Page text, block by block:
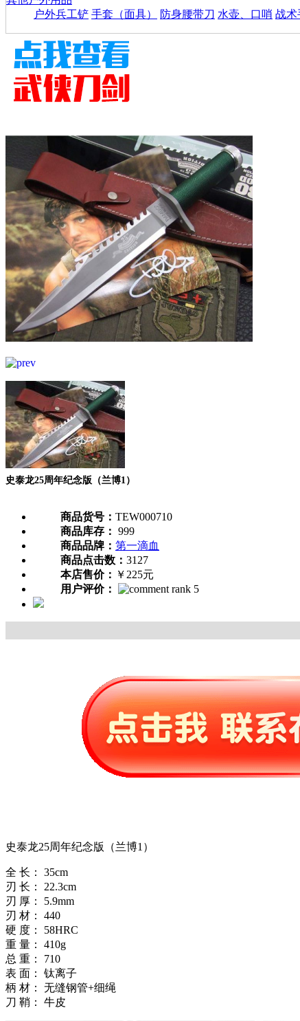
户外兵工铲 手套（面具） 防身腰带刀 水壶、口哨 战术
史泰龙25周年纪念版（兰博1）
商品货号： TEW000710
商品库存： 999
商品品牌： 第一滴血
商品点击数： 3127
本店售价： ￥225元
用户评价：
史泰龙25周年纪念版（兰博1）
全 长： 35cm
刃 长： 22.3cm
刃 厚： 5.9mm
刃 材： 440
硬 度： 58HRC
重 量： 410g
总 重： 710
表 面： 钛离子
柄 材： 无缝钢管+细绳
刀 鞘： 牛皮